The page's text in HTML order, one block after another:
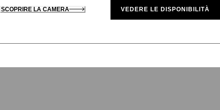
SCOPRIRE LA CAMERA VEDERE LE DISPONIBILITÀ